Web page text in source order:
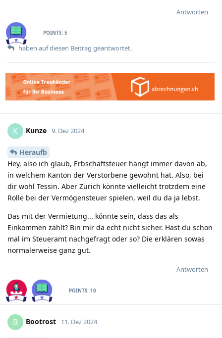
Antworten
POINTS:5
haben auf diesen Beitrag geantwortet.
K Kunze 9. Dez 2024
Heraufb
Hey, also ich glaub, Erbschaftsteuer hängt immer davon ab,
in welchem Kanton der Verstorbene gewohnt hat. Also, bei
dir wohl Tessin. Aber Zürich könnte vielleicht trotzdem eine
Rolle bei der Vermögensteuer spielen, weil du da ja lebst.
Das mit der Vermietung... könnte sein, dass das als
Einkommen zählt? Bin mir da echt nicht sicher. Hast du schon
mal im Steueramt nachgefragt oder so? Die erklären sowas
normalerweise ganz gut.
Antworten
POINTS:10
B Bootrost 11. Dez 2024